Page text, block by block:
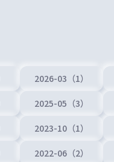
2026-03（1）
2025-05（3）
2023-10（1）
2022-06（2）